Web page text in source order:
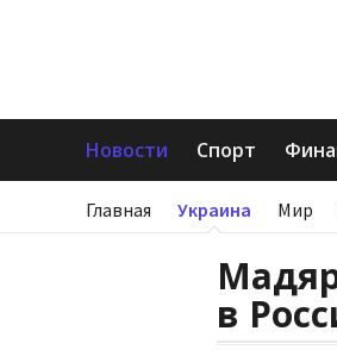
Новости Спорт
Главная Украина Мир
в